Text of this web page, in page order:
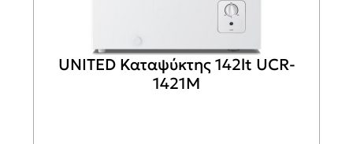
UNITED Καταψύκτης 142lt UCR-
1421M